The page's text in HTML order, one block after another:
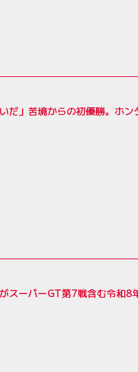
いだ」苦境からの初優勝。ホ
スーパーGT第7戦含む令和8